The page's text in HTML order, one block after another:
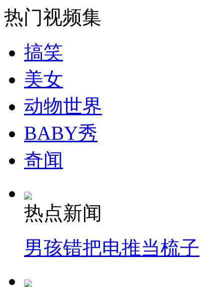
无痛分娩是否安全 医生回应
外交部：反对强权政治霸凌主义
安徽一实载49人客车翻车
走！跟着总书记去植树
热门视频集
搞笑
美女
动物世界
BABY秀
奇闻
热点新闻
男孩错把电推当梳子